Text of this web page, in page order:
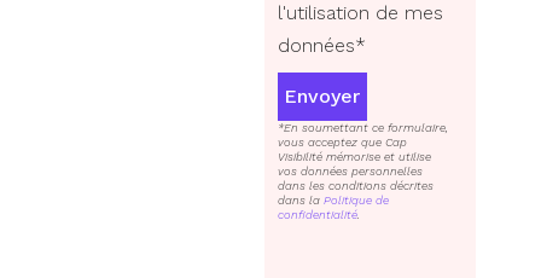
l'utilisation de mes
données*
Envoyer
*En soumettant ce formulaire,
vous acceptez que Cap
Visibilité mémorise et utilise
vos données personnelles
dans les conditions décrites
dans la Politique de
confidentialité.